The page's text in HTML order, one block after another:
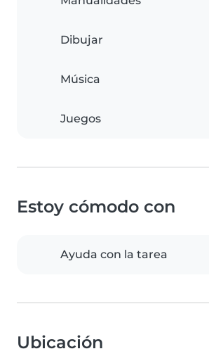
Dibujar
Música
Juegos
Estoy cómodo con
Ayuda con la tarea
Ubicación